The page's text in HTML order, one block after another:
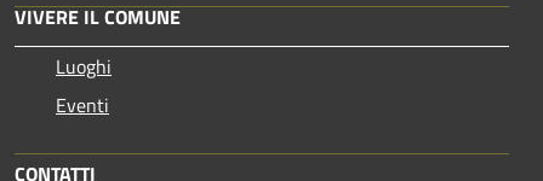
VIVERE IL COMUNE
Luoghi
Eventi
CONTATTI